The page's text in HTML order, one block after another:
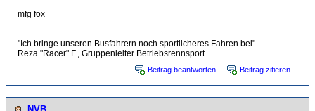
mfg fox
---
"Ich bringe unseren Busfahrern noch sportlicheres Fahren bei"
Reza "Racer" F., Gruppenleiter Betriebsrennsport
Beitrag beantworten Beitrag zitieren